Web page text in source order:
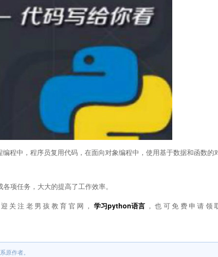
中，程序员复用代码，在面向对象编程中，使用基于数据和函数的
任务，大大的提高了工作效率。
关注老男孩教育官网， 学习python语言，也可免费申请领
原作者。